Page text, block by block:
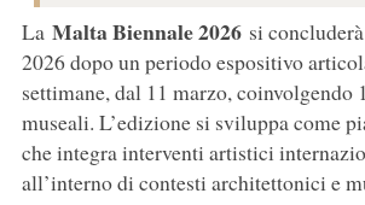
La Malta Biennale 2026si
2026 dopo un periodo espositivo
settimane, dal 11 marzo, coinvolgendo
museali. L’edizione si sviluppa come
che integra interventi artistici
all’interno di contesti architettonici e